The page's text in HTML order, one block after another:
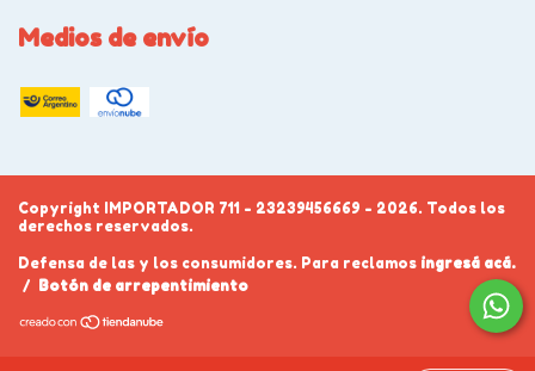
Medios de envío
Copyright IMPORTADOR 711 - 23239456669 - 2026. Todos los
derechos reservados.
Defensa de las y los consumidores. Para reclamos ingresá acá.
/
Botón de arrepentimiento